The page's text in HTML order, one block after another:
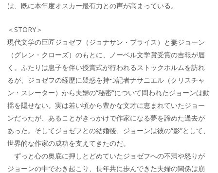
は、既に本年度オスカー最有力との声が高まっている。
＜STORY＞
現代文学の巨匠ジョゼフ（ジョナサン・プライス）と妻ジョーン
（グレン・クローズ）のもとに、ノーベル文学賞受賞の吉報が届
く。ふたりは息子を伴い授賞式が行われるストックホルムを訪れ
るが、ジョゼフの経歴に疑惑を持つ記者ナサニエル（クリスチャ
ン・スレーター）から夫婦の“秘密”について問われたジョーンは動
揺を隠せない。実は若い頃から豊かな文才に恵まれていたジョー
ンだったが、あることがきっかけで作家になる夢を諦めた過去が
あった。そしてジョゼフとの結婚後、ジョーンは彼の“影”として、
世界的な作家の成功を支えてきたのだ。
ずっと心の奥底に押しとどめていたジョゼフへの不満や怒りが
ジョーンの中でわき起こり、長年共に歩んできた夫婦の関係は崩